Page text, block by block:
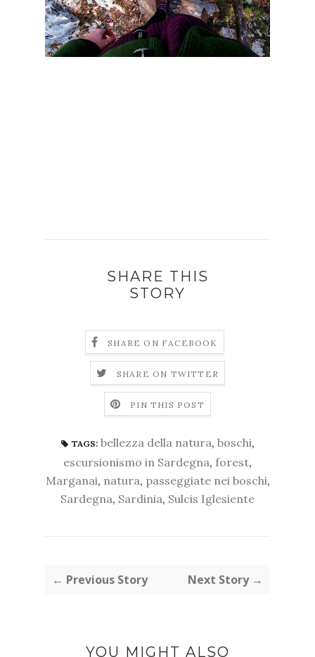
SHARE THIS
STORY
SHARE ON FACEBOOK
SHARE ON TWITTER
PIN THIS POST
TAGS: bellezza della natura, boschi,
escursionismo in Sardegna, forest,
Marganai, natura, passeggiate nei boschi,
Sardegna, Sardinia, Sulcis Iglesiente
← Previous Story Next Story →
YOU MIGHT ALSO